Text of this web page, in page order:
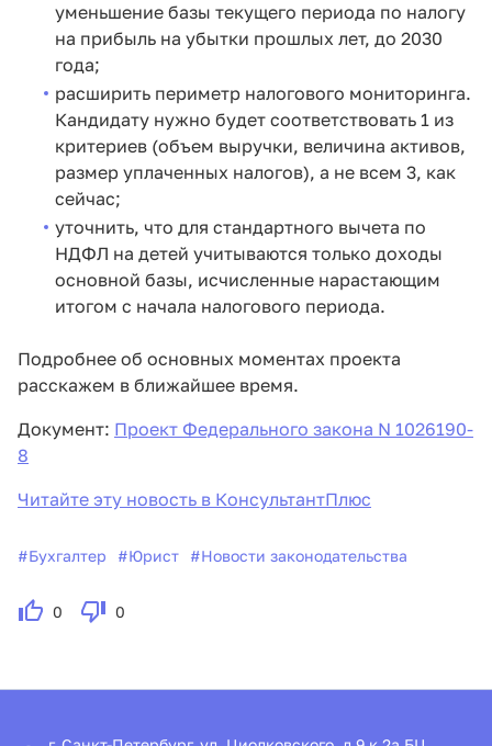
уменьшение базы текущего периода по налогу
на прибыль на убытки прошлых лет, до 2030
года;
расширить периметр налогового мониторинга.
Кандидату нужно будет соответствовать 1 из
критериев (объем выручки, величина активов,
размер уплаченных налогов), а не всем 3, как
сейчас;
уточнить, что для стандартного вычета по
НДФЛ на детей учитываются только доходы
основной базы, исчисленные нарастающим
итогом с начала налогового периода.
Подробнее об основных моментах проекта
расскажем в ближайшее время.
Документ: Проект Федерального закона N 1026190-
8
Читайте эту новость в КонсультантПлюс
#Бухгалтер #Юрист #Новости законодательства
0 0